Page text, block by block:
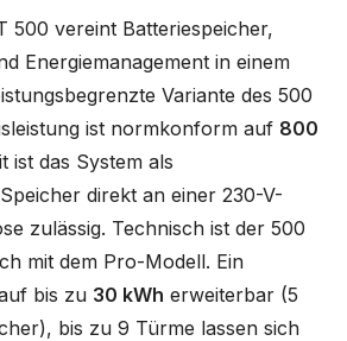
500 vereint Batteriespeicher,
Energiemanagement in einem
Variante des 500
ist normkonform auf 800
ist das System als
direkt an einer 230-V-
zulässig. Technisch ist der 500
mit dem Pro-Modell. Ein
bis zu 30 kWh erweiterbar (5
bis zu 9 Türme lassen sich